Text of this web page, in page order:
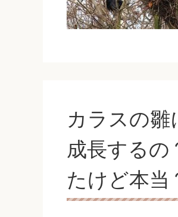
カラスの雛
成長するの
たけど本当